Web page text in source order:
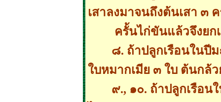
เสาลงมาจนถึงต้นเสา ๓
ครั้นไก่ขันแล้วจึงยก
๘. ถ้าปลูกเรือนในปีม
ใบหมากเมีย ๓ ใบ ต้นกล้
๙., ๑๐. ถ้าปลูกเรือน